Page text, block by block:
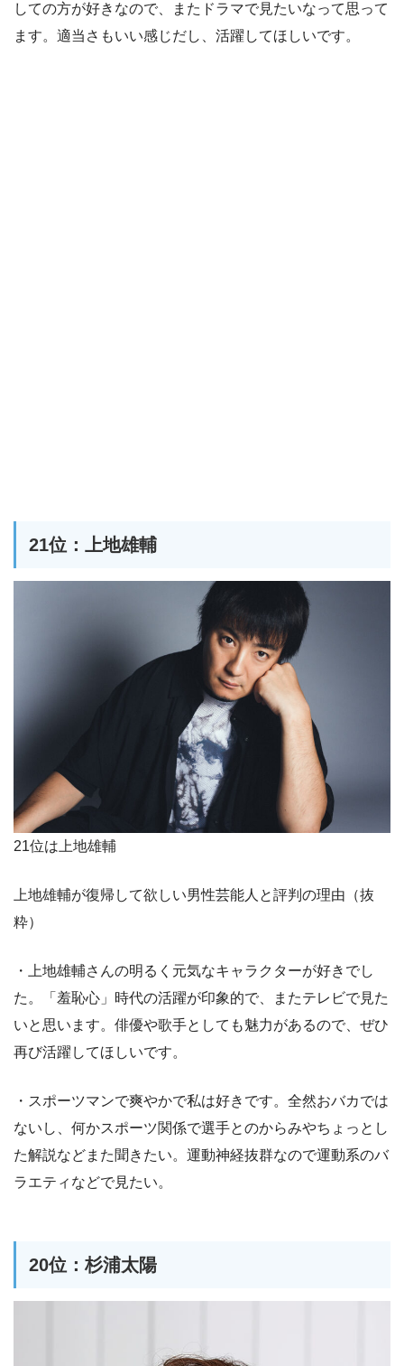
しての方が好きなので、またドラマで見たいなって思って
ます。適当さもいい感じだし、活躍してほしいです。
21位：上地雄輔
21位は上地雄輔
上地雄輔が復帰して欲しい男性芸能人と評判の理由（抜
粋）
・上地雄輔さんの明るく元気なキャラクターが好きでし
た。「羞恥心」時代の活躍が印象的で、またテレビで見た
いと思います。俳優や歌手としても魅力があるので、ぜひ
再び活躍してほしいです。
・スポーツマンで爽やかで私は好きです。全然おバカでは
ないし、何かスポーツ関係で選手とのからみやちょっとし
た解説などまた聞きたい。運動神経抜群なので運動系のバ
ラエティなどで見たい。
20位：杉浦太陽